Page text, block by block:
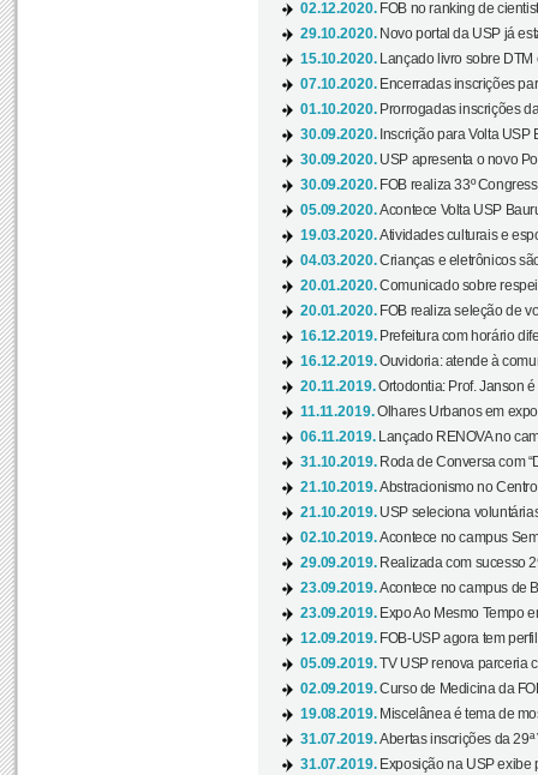
02.12.2020. FOB no ranking de
29.10.2020. Novo portal da USP já
15.10.2020.
Lançado livro sobre
07.10.2020. Encerradas inscrições
01.10.2020. Prorrogadas inscrições
30.09.2020. Inscrição para Volta USP
30.09.2020. USP apresenta o novo
30.09.2020. FOB realiza 33º
05.09.2020.Acontece Volta USP
19.03.2020.Atividades culturais e
04.03.2020.Crianças e eletrônicos
20.01.2020.Comunicado sobre
20.01.2020. FOB realiza seleção de
16.12.2019. Prefeitura com horário
16.12.2019.Ouvidoria: atende à
20.11.2019.Ortodontia: Prof. Janson
11.11.2019.Olhares Urbanos em
06.11.2019.
Lançado RENOVA no
31.10.2019. Roda de Conversa com
21.10.2019.Abstracionismo no
21.10.2019. USP seleciona
02.10.2019.Acontece no campus
29.09.2019. Realizada com sucesso
23.09.2019.Acontece no campus de
23.09.2019. Expo Ao Mesmo Tempo
12.09.2019. FOB-USP agora tem
05.09.2019.TV USP renova parceria
02.09.2019.Curso de Medicina da
19.08.2019. Miscelânea é tema de
31.07.2019.Abertas inscrições da 29ª
31.07.2019. Exposição na USP exibe